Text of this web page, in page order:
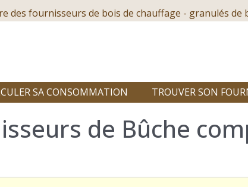
des fournisseurs de bois de chauffage - granulés de
SA CONSOMMATION TROUVER SON
de Bûche